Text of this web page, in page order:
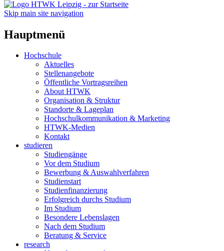
Skip main site navigation
Hauptmenü
Hochschule
Aktuelles
Stellenangebote
Öffentliche Vortragsreihen
About HTWK
Organisation & Struktur
Standorte & Lageplan
Hochschulkommunikation & Marketing
HTWK-Medien
Kontakt
studieren
Studiengänge
Vor dem Studium
Bewerbung & Auswahlverfahren
Studienstart
Studienfinanzierung
Erfolgreich durchs Studium
Im Studium
Besondere Lebenslagen
Nach dem Studium
Beratung & Service
research